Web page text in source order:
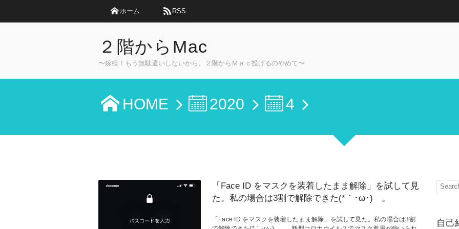
ホーム RSS
２階からMac
〜嫁様！もう無駄遣いしないから、２階からＭａｃ投げるのやめて〜
HOME 2020 4
「Face ID をマスクを装着したまま解除」を試して見
た。私の場合は3割で解除できた(*｀･ω･)ゞ。
「Face ID をマスクを装着したまま解除」を試して見た。私の場合は3割
自己